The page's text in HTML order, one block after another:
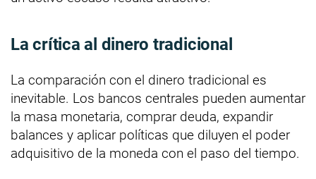
La crítica al dinero tradicional
La comparación con el dinero tradicional es
inevitable. Los bancos centrales pueden aumentar
la masa monetaria, comprar deuda, expandir
balances y aplicar políticas que diluyen el poder
adquisitivo de la moneda con el paso del tiempo.